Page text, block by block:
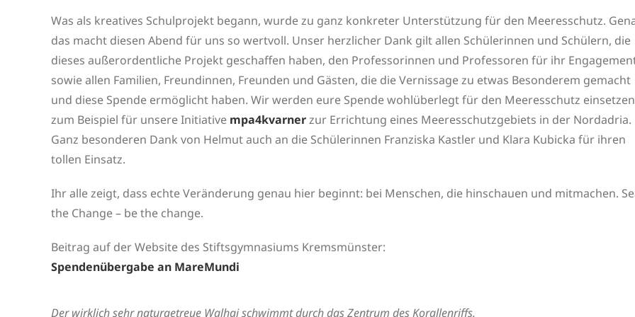
Was als kreatives Schulprojekt begann, wurde zu ganz konkreter Unterstützung für den Meeresschutz.
das macht diesen Abend für uns so wertvoll. Unser herzlicher Dank gilt allen Schülerinnen und Schülern, die
dieses außerordentliche Projekt geschaffen haben, den Professorinnen und Professoren für ihr
sowie allen Familien, Freundinnen, Freunden und Gästen, die die Vernissage zu etwas Besonderem gemacht
und diese Spende ermöglicht haben. Wir werden eure Spende wohlüberlegt für den Meeresschutz
zum Beispiel für unsere Initiative mpa4kvarnerzur Errichtung eines Meeresschutzgebiets in der Nordadria.
Ganz besonderen Dank von Helmut auch an die Schülerinnen Franziska Kastler und Klara Kubicka für ihren
tollen Einsatz.
Ihr alle zeigt, dass echte Veränderung genau hier beginnt: bei Menschen, die hinschauen und mitmachen.
the Change – be the change.
Beitrag auf der Website des Stiftsgymnasiums Kremsmünster:
Spendenübergabe an MareMundi
Der wirklich sehr naturgetreue Walhai schwimmt durch das Zentrum des Korallenriffs.